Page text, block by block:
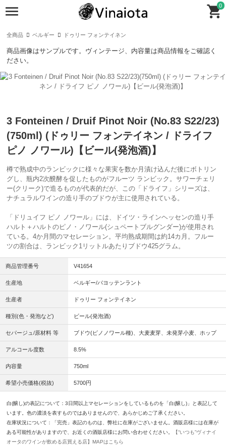
0
全商品 ベルギー ドゥリー フォンテイネン
商品画像はサンプルです。ヴィンテージ、内容量は商品情報をご確認く
ださい。
3 Fonteinen / Druif Pinot Noir (No.83 S22/23)
(750ml) (ドゥリー フォンテイネン / ドライフ
ピノ ノワール)【ビール(発泡酒)】
樽で熟成中のランビックに様々な果実を数か月漬け込んだ後にボトリン
グし、瓶内2次醗酵を促したものがフルーツ ランビック。サワーチェリ
ー(クリーク)で造るものが代表的だが、この「ドライフ」シリーズは、
ナチュラルワインの造り手のブドウが主に使用されている。
「ドリュイフ ピノ ノワール」には、ドイツ・ラインヘッセンの造り手
ハルト＋ハルトのピノ・ノワール(シュペートブルグンダー)が使用され
ている。4か月間のマセレーション。平均熟成期間は約14カ月。フルー
ツの割合は、ランビック1リットルあたりブドウ425グラム。
商品管理番号 V41654
生産地 ベルギー/パヨッテンラント
生産者 ドゥリー フォンテイネン
種別(色・発泡など) ビール(発泡酒)
セパージュ/原材料 等 ブドウ(ピノノワール種)、大麦麦芽、未発芽小麦、ホップ
アルコール度数 8.5%
内容量 750ml
希望小売価格(税抜) 5700円
白(醸し)の表記について：3日間以上マセレーションをしているものを「白(醸し)」と表記して
います。色の濃淡を表すものではありませんので、あらかじめご了承ください。
在庫状況について：「完売」表記のものは、弊社に在庫がございません。酒販店様には在庫が
ある可能性がありますので、お近くの酒販店様にお問い合わせください。
【“いつも”ヴィナイ
オータのワインが飲める店買える店】MAPはこちら